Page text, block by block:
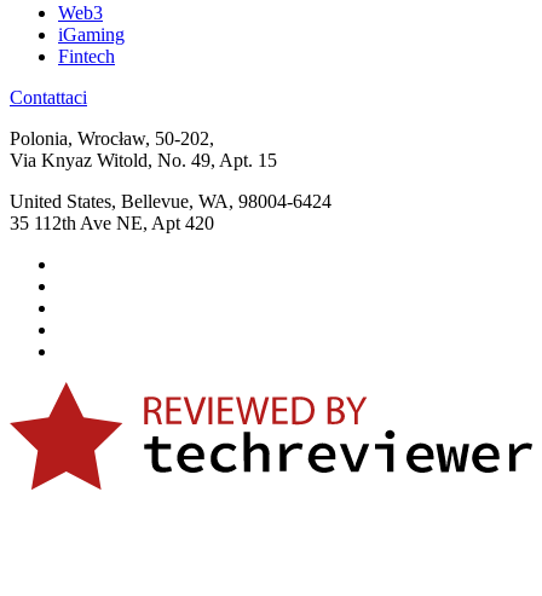
Web3
iGaming
Fintech
Contattaci
Polonia, Wrocław, 50-202,
Via Knyaz Witold, No. 49, Apt. 15
United States, Bellevue, WA, 98004-6424
35 112th Ave NE, Apt 420